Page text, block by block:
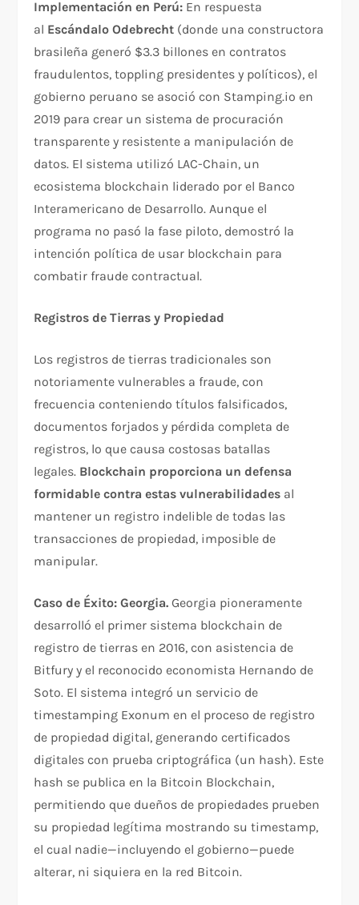
Implementación en Perú: En respuesta
al Escándalo Odebrecht (donde una constructora
brasileña generó $3.3 billones en contratos
fraudulentos, toppling presidentes y políticos), el
gobierno peruano se asoció con Stamping.io en
2019 para crear un sistema de procuración
transparente y resistente a manipulación de
datos. El sistema utilizó LAC-Chain, un
ecosistema blockchain liderado por el Banco
Interamericano de Desarrollo. Aunque el
programa no pasó la fase piloto, demostró la
intención política de usar blockchain para
combatir fraude contractual.​
Registros de Tierras y Propiedad
Los registros de tierras tradicionales son
notoriamente vulnerables a fraude, con
frecuencia conteniendo títulos falsificados,
documentos forjados y pérdida completa de
registros, lo que causa costosas batallas
legales. Blockchain proporciona un defensa
formidable contra estas vulnerabilidades al
mantener un registro indelible de todas las
transacciones de propiedad, imposible de
manipular.​
Caso de Éxito: Georgia. Georgia pioneramente
desarrolló el primer sistema blockchain de
registro de tierras en 2016, con asistencia de
Bitfury y el reconocido economista Hernando de
Soto. El sistema integró un servicio de
timestamping Exonum en el proceso de registro
de propiedad digital, generando certificados
digitales con prueba criptográfica (un hash). Este
hash se publica en la Bitcoin Blockchain,
permitiendo que dueños de propiedades prueben
su propiedad legítima mostrando su timestamp,
el cual nadie—incluyendo el gobierno—puede
alterar, ni siquiera en la red Bitcoin.​